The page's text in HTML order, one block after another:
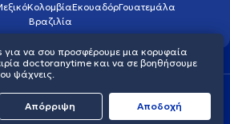
ΚολομβίαΕκουαδόρΓουατεμάλα
Βραζιλία
προστασίας προσωπικού απορρήτου
© 2026 doctoranytime
για να σου προσφέρουμε μια κορυφαία
doctoranytime και να σε βοηθήσουμε
ψάχνεις.
Απόρριψη Aποδοχή